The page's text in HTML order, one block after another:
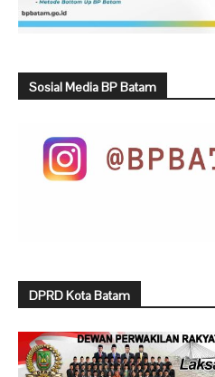
Sosial Media BP Batam
DPRD Kota Batam